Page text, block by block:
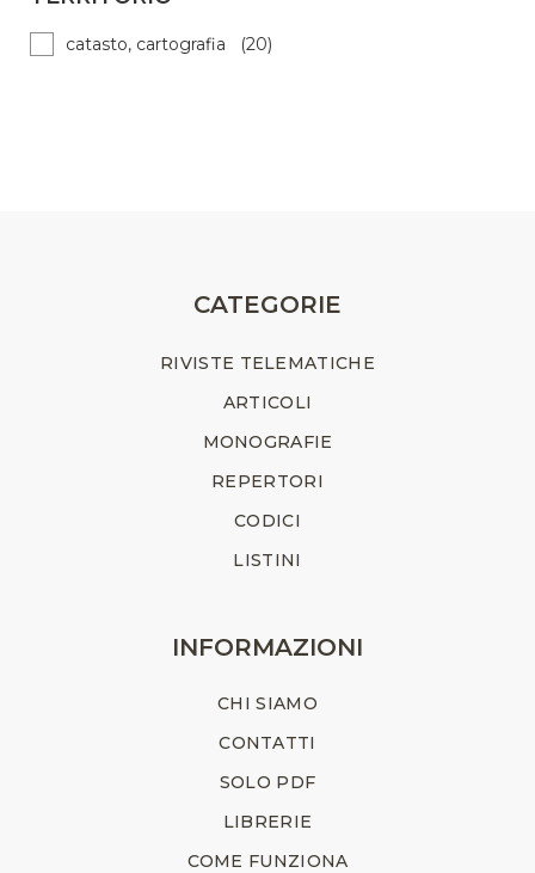
catasto, cartografia (20)
CATEGORIE
RIVISTE TELEMATICHE
ARTICOLI
MONOGRAFIE
REPERTORI
CODICI
LISTINI
INFORMAZIONI
CHI SIAMO
CONTATTI
SOLO PDF
LIBRERIE
COME FUNZIONA